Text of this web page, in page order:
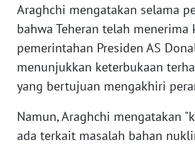
Araghchi mengatakan selama
bahwa Teheran telah
pemerintahan Presiden AS
menunjukkan keterbukaan
yang bertujuan mengakhiri
Namun, Araghchi mengatakan
ada terkait masalah bahan
KARIR
DISCLAIMER
News
Regional